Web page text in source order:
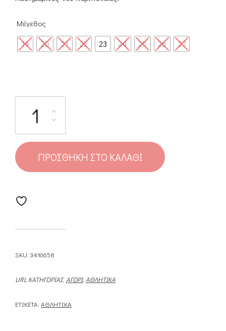
Μέγεθος
19 20 21 22 23 24 25 26 27
ΠΡΟΣΘΉΚΗ ΣΤΟ ΚΑΛΆΘΙ
SKU: 3410658
URL ΚΑΤΗΓΟΡΊΑΣ. ΑΓΌΡΙ, ΑΘΛΗΤΙΚΆ
ΕΤΙΚΈΤΑ: ΑΘΛΗΤΙΚΆ